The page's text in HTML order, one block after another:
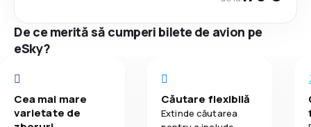
De ce merită să cumperi bilete de avion pe
eSky?
Cea mai mare
varietate de
Căutare flexibilă
Extinde căutarea